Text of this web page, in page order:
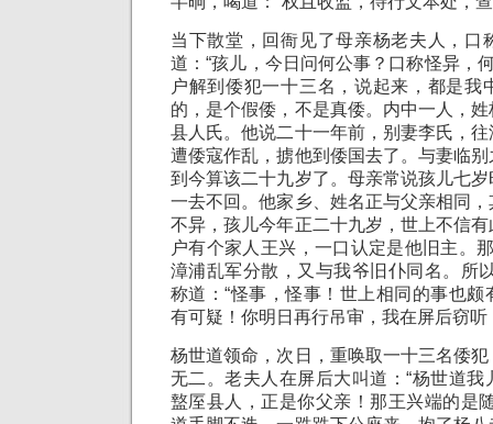
当下散堂，回衙见了母亲杨老夫人，口
道：“孩儿，今日问何公事？口称怪异，
户解到倭犯一十三名，说起来，都是我
的，是个假倭，不是真倭。内中一人，
县人氏。他说二十一年前，别妻李氏，
遭倭寇作乱，掳他到倭国去了。与妻临
到今算该二十九岁了。母亲常说孩儿七
一去不回。他家乡、姓名正与父亲相同
不异，孩儿今年正二十九岁，世上不信
户有个家人王兴，一口认定是他旧主。
漳浦乱军分散，又与我爷旧仆同名。所
称道：“怪事，怪事！世上相同的事也
有可疑！你明日再行吊审，我在屏后窃听
杨世道领命，次日，重唤取一十三名倭
无二。老夫人在屏后大叫道：“杨世道
盩厔县人，正是你父亲！那王兴端的是